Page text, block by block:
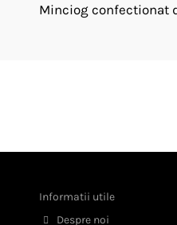
Minciog confectionat
Informatii utile
Despre noi